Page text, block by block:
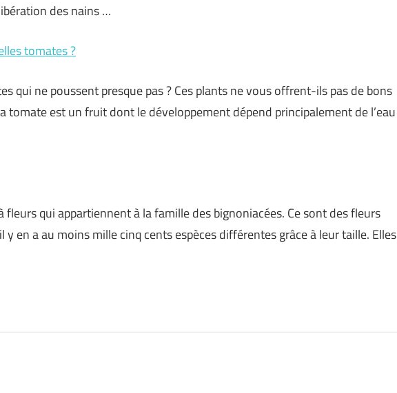
des nains …
tomates ?
qui ne poussent presque pas ? Ces plants ne vous offrent-ils pas de bons
tomate est un fruit dont le développement dépend principalement de l’eau
fleurs qui appartiennent à la famille des bignoniacées. Ce sont des fleurs
y en a au moins mille cinq cents espèces différentes grâce à leur taille. Elles